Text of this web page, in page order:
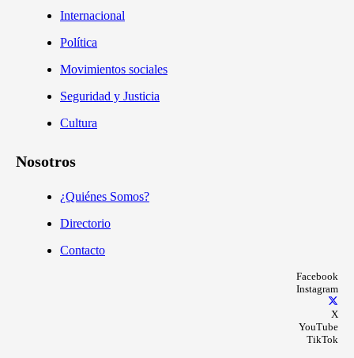
Internacional
Política
Movimientos sociales
Seguridad y Justicia
Cultura
Nosotros
¿Quiénes Somos?
Directorio
Contacto
Facebook
Instagram
X
YouTube
TikTok